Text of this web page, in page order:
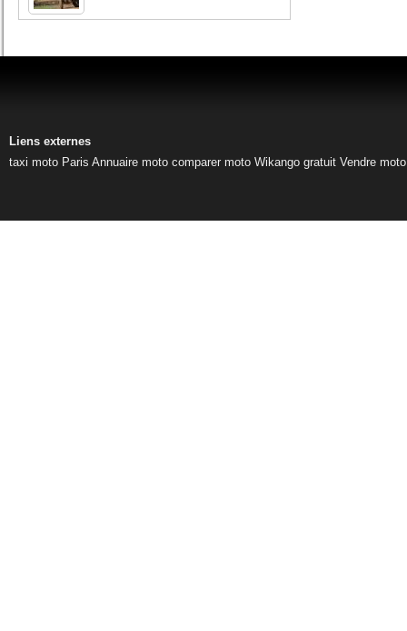
Liens externes
taxi moto Paris Annuaire moto comparer moto Wikango gratuit Vendre moto